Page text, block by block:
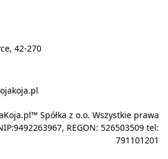
42-270
Spółka z o.o. Wszystkie prawa
REGON: 526503509 tel:
791101201